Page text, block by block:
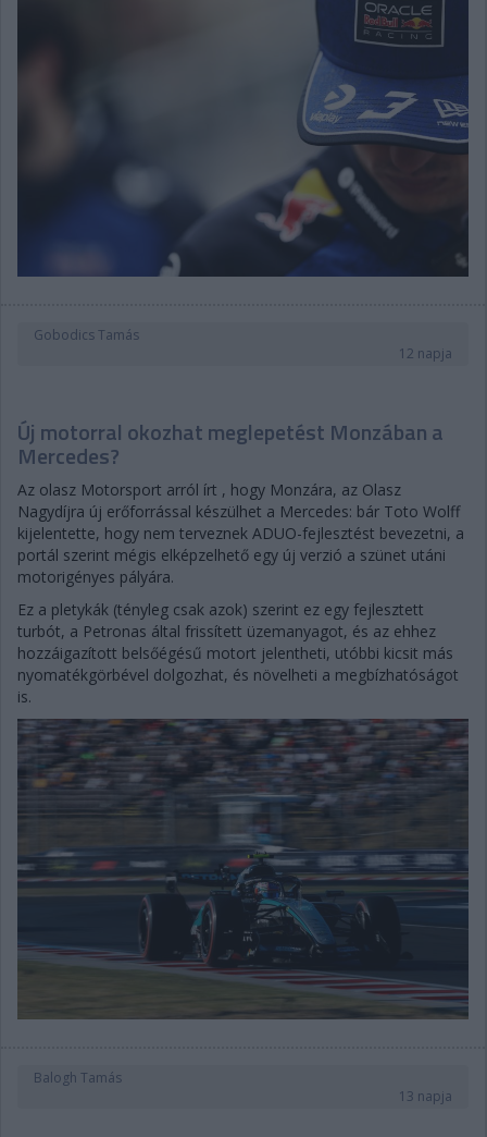
Gobodics Tamás
12 napja
Új motorral okozhat meglepetést Monzában a
Mercedes?
Az olasz Motorsport arról írt , hogy Monzára, az Olasz
Nagydíjra új erőforrással készülhet a Mercedes: bár Toto Wolff
kijelentette, hogy nem terveznek ADUO-fejlesztést bevezetni, a
portál szerint mégis elképzelhető egy új verzió a szünet utáni
motorigényes pályára.
Ez a pletykák (tényleg csak azok) szerint ez egy fejlesztett
turbót, a Petronas által frissített üzemanyagot, és az ehhez
hozzáigazított belsőégésű motort jelentheti, utóbbi kicsit más
nyomatékgörbével dolgozhat, és növelheti a megbízhatóságot
is.
Balogh Tamás
13 napja